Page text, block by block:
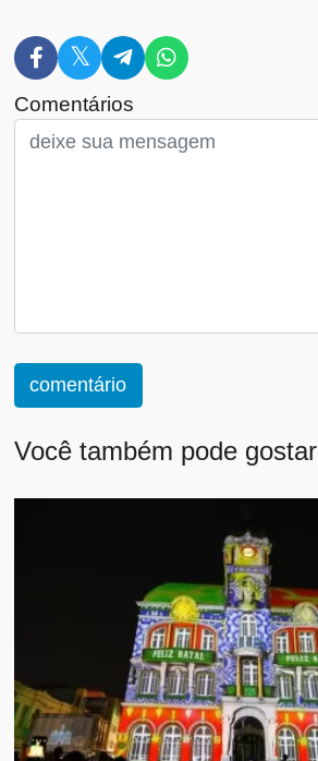
Comentários
comentário
Você também pode gostar